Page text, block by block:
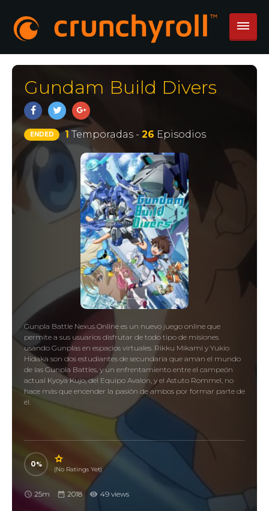
Gundam Build Divers
ENDED 1 Temporadas - 26 Episodios
Gunpla Battle Nexus Online es un nuevo juego online que
permite a sus usuarios disfrutar de todo tipo de misiones
usando Gunplas en espacios virtuales. Rikku Mikami y Yukio
Hidaka son dos estudiantes de secundaria que aman el mundo
de las Gunpla Battles, y un enfrentamiento entre el campeón
actual Kyoya Kujo, del Equipo Avalon, y el Astuto Rommel, no
hace más que encender la pasión de ambos por formar parte de
él.
0
(No Ratings Yet)
25m 2018 49 views